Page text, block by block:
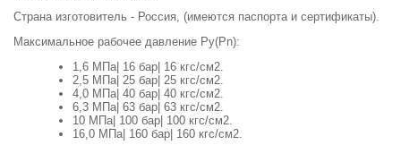
Страна изготовитель - Россия, (имеются паспорта и сертификаты).
Максимальное рабочее давление Ру(Pn):
1,6 МПа| 16 бар| 16 кгс/см2.
2,5 МПа| 25 бар| 25 кгс/см2.
4,0 МПа| 40 бар| 40 кгс/см2.
6,3 МПа| 63 бар| 63 кгс/см2.
10 МПа| 100 бар| 100 кгс/см2.
16,0 МПа| 160 бар| 160 кгс/см2.